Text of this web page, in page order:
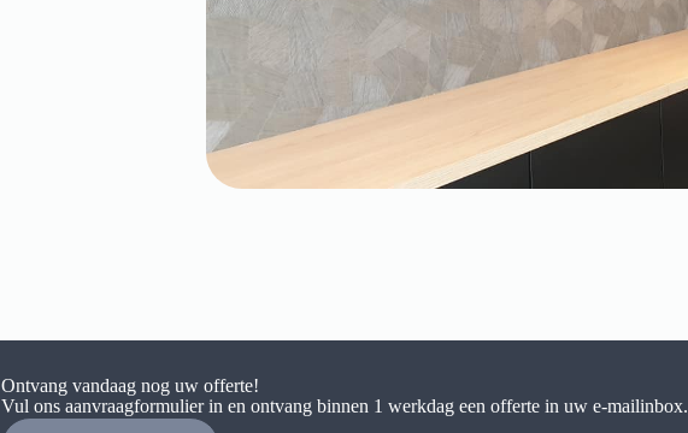
Ontvang vandaag nog uw offerte!
Vul ons aanvraagformulier in en ontvang binnen 1 werkdag een offerte in uw e-mailinbox.